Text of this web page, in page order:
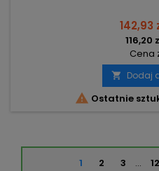
142,93
116,20
Cena
 Dodaj
 Ostatnie
1 2 3 … 12